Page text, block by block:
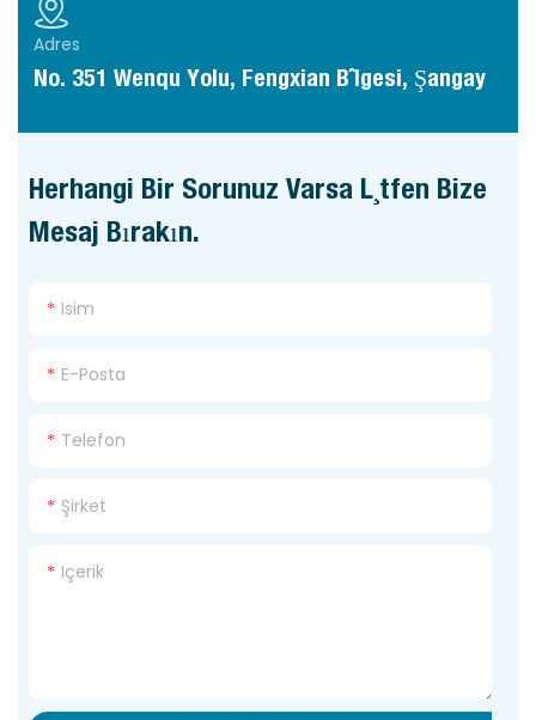
Adres
No. 351 Wenqu Yolu, Fengxian Bölgesi, Şangay
Herhangi Bir Sorunuz Varsa Lütfen Bize
Mesaj Bırakın.
Isim
E-Posta
Telefon
Şirket
Içerik